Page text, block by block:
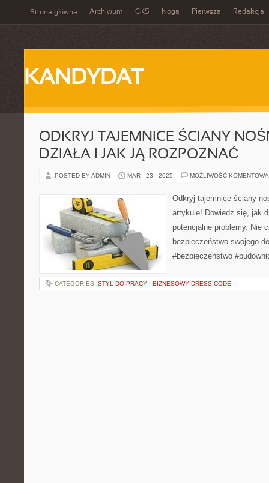
Strona główna Archiwum GKS Noga Pierwsza Redakcja
KANDYDAT
ODKRYJ TAJEMNICE ŚCIANY
DZIAŁA I JAK JĄ ROZPOZNAĆ
POSTED BY ADMIN MAR - 23 - 2025 MOŻLIWOŚĆ
Odkryj tajemnice ściany
artykule! Dowiedz się, jak
potencjalne problemy. Nie
bezpieczeństwo swojego
#bezpieczeństwo
CATEGORIES: STYL DO PRACY I BIZNESOWY DRESS CODE